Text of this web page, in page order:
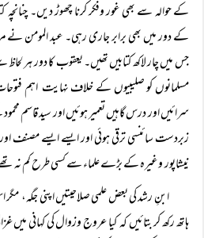
کے حوالہ سے بھی غور وفکر کرنا چھوڑ دیں۔
کے دور میں بھی برابر جاری رہی۔ عبد المومن نے
جس میں چار لاکھ کتابیں تھیں۔ یعقوب کا دور ہر
مسلمانوں کو صلیبیوں کے خلاف نہایت اہم
سرائیں اور درس گاہیں تعمیر ہوئیں اور سید قاسم
زبردست سائنسی ترقی ہوئی اور ایسے ایسے مصنف
نیشاپور وغیرہ کے بڑے علماء سے کسی طرح کم نہ
ابنِ رشد کی بعض علمی صلاحیتیں اپنی جگہ،
ہاتھ رکھ کر بتائیں کہ کیا عروج وزوال کی کہانی میں